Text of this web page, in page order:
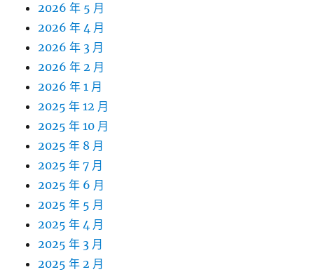
2026 年 5 月
2026 年 4 月
2026 年 3 月
2026 年 2 月
2026 年 1 月
2025 年 12 月
2025 年 10 月
2025 年 8 月
2025 年 7 月
2025 年 6 月
2025 年 5 月
2025 年 4 月
2025 年 3 月
2025 年 2 月